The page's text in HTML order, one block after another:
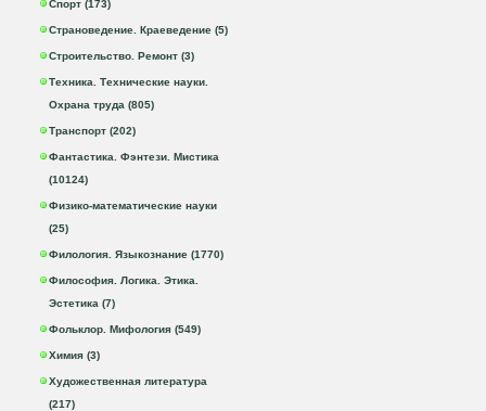
Спорт (173)
Страноведение. Краеведение (5)
Строительство. Ремонт (3)
Техника. Технические науки.
Охрана труда (805)
Транспорт (202)
Фантастика. Фэнтези. Мистика
(10124)
Физико-математические науки
(25)
Филология. Языкознание (1770)
Философия. Логика. Этика.
Эстетика (7)
Фольклор. Мифология (549)
Химия (3)
Художественная литература
(217)